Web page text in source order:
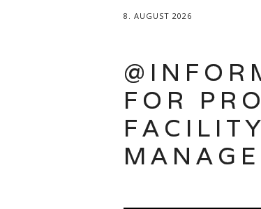
8. AUGUST 2026
FOR
FACILITY